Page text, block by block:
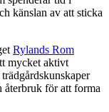
känslan av att sticka
Rylands Rom
mycket aktivt
återbruk för att forma